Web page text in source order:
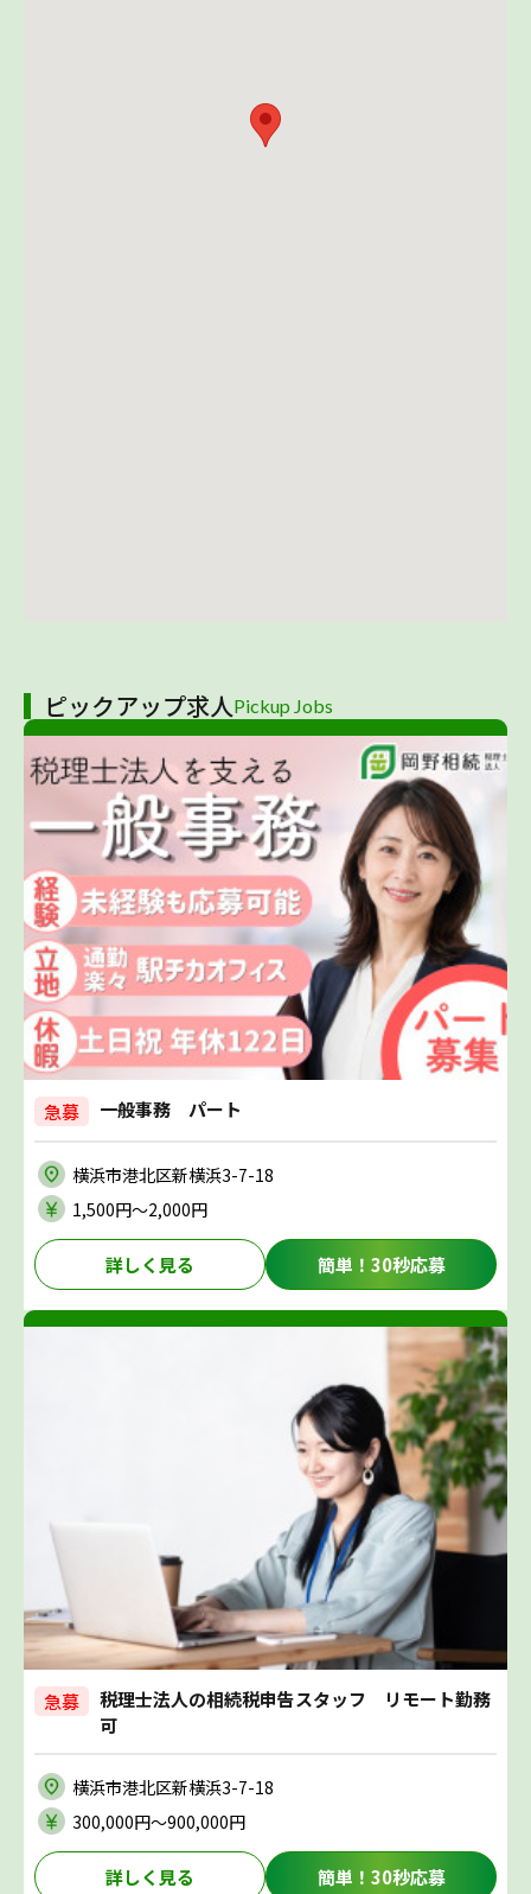
ピックアップ求人Pickup Jobs
急募 一般事務 パート
横浜市港北区新横浜3-7-18
1,500円〜2,000円
詳しく見る 簡単！30秒応募
急募
税理士法人の相続税申告スタッフ リモート勤務
可
横浜市港北区新横浜3-7-18
300,000円〜900,000円
詳しく見る 簡単！30秒応募